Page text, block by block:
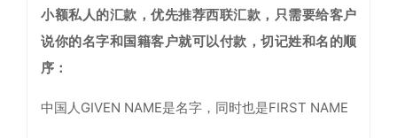
小额私人的汇款，优先推荐西联汇款，只需要给客户
说你的名字和国籍客户就可以付款，切记姓和名的顺
序：
中国人GIVEN NAME是名字，同时也是FIRST NAME